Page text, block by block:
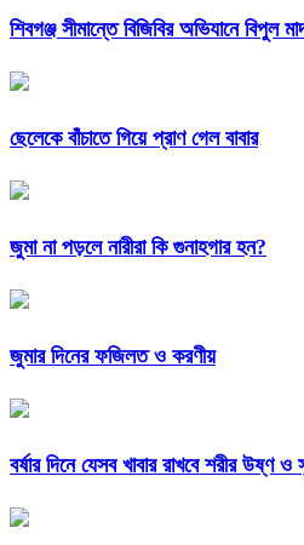
শিবগঞ্জ সীমান্তে বিজিবির অভিযানে বিপুল
ছেলেকে বাঁচাতে গিয়ে প্রাণ গেল বাবার
জুমা না পড়লে নারীরা কি গুনাহগার হন?
জুমার দিনের ফজিলত ও করণীয়
বর্ষার দিনে যেসব খাবার রাখবে শরীর উষ্ণ